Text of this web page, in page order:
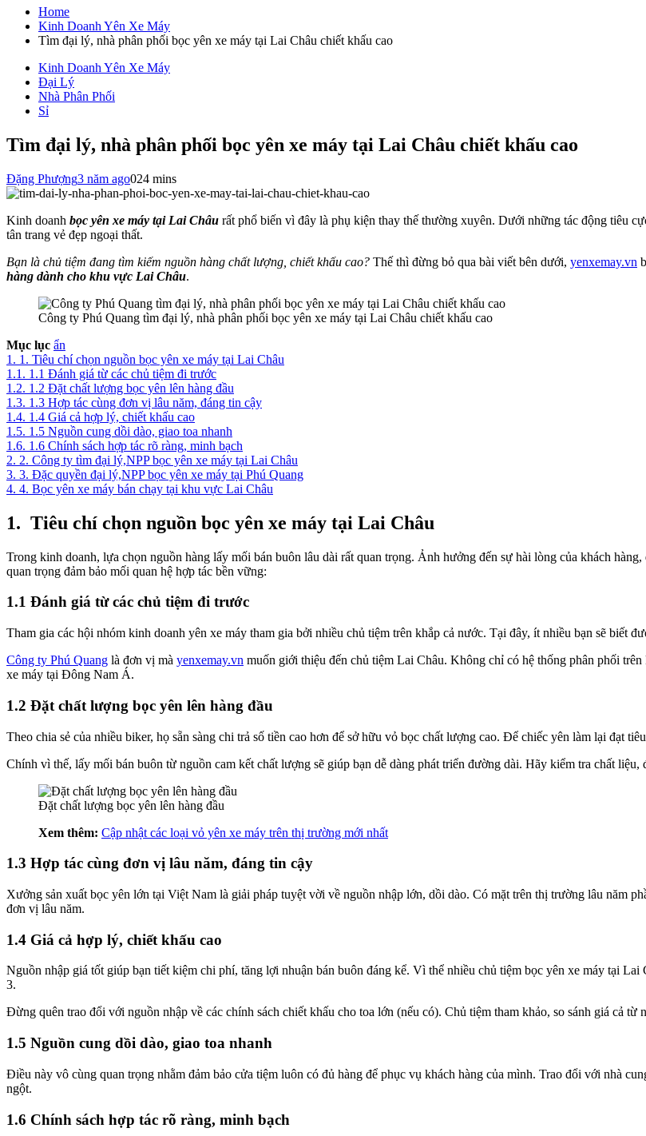
cho:
Home
Kinh Doanh Yên Xe Máy
Tìm đại lý, nhà phân phối bọc yên xe máy tại Lai Châu chiết khấu cao
Kinh Doanh Yên Xe Máy
Đại Lý
Nhà Phân Phối
Sỉ
Tìm đại lý, nhà phân phối bọc yên xe máy tại Lai Châu chiết khấu cao
Đặng Phượng3 năm ago024 mins
Kinh doanh bọc yên xe máy tại Lai Châu rất phổ biến vì đây là phụ kiện thay thế thường xuyên. Dưới những tác động tiêu
tân trang vẻ đẹp ngoại thất.
Bạn là chủ tiệm đang tìm kiếm nguồn hàng chất lượng, chiết khấu cao? Thế thì đừng bỏ qua bài viết bên dưới, yenxemay.vn
hàng dành cho khu vực Lai Châu.
Công ty Phú Quang tìm đại lý, nhà phân phối bọc yên xe máy tại Lai Châu chiết khấu cao
Mục lục ẩn
1. 1. Tiêu chí chọn nguồn bọc yên xe máy tại Lai Châu
1.1. 1.1 Đánh giá từ các chủ tiệm đi trước
1.2. 1.2 Đặt chất lượng bọc yên lên hàng đầu
1.3. 1.3 Hợp tác cùng đơn vị lâu năm, đáng tin cậy
1.4. 1.4 Giá cả hợp lý, chiết khấu cao
1.5. 1.5 Nguồn cung dồi dào, giao toa nhanh
1.6. 1.6 Chính sách hợp tác rõ ràng, minh bạch
2. 2. Công ty tìm đại lý,NPP bọc yên xe máy tại Lai Châu
3. 3. Đặc quyền đại lý,NPP bọc yên xe máy tại Phú Quang
4. 4. Bọc yên xe máy bán chạy tại khu vực Lai Châu
1. Tiêu chí chọn nguồn bọc yên xe máy tại Lai Châu
Trong kinh doanh, lựa chọn nguồn hàng lấy mối bán buôn lâu dài rất quan trọng. Ảnh hưởng đến sự hài lòng của khách
quan trọng đảm bảo mối quan hệ hợp tác bền vững:
1.1 Đánh giá từ các chủ tiệm đi trước
Tham gia các hội nhóm kinh doanh yên xe máy tham gia bởi nhiều chủ tiệm trên khắp cả nước. Tại đây, ít nhiều bạn sẽ biết
Công ty Phú Quang là đơn vị mà yenxemay.vn muốn giới thiệu đến chủ tiệm Lai Châu. Không chỉ có hệ thống phân phối
xe máy tại Đông Nam Á.
1.2 Đặt chất lượng bọc yên lên hàng đầu
Theo chia sẻ của nhiều biker, họ sẵn sàng chi trả số tiền cao hơn để sở hữu vỏ bọc chất lượng cao. Để chiếc yên làm lại đạt
Chính vì thế, lấy mối bán buôn từ nguồn cam kết chất lượng sẽ giúp bạn dễ dàng phát triển đường dài. Hãy kiểm tra chất
Đặt chất lượng bọc yên lên hàng đầu
Xem thêm: Cập nhật các loại vỏ yên xe máy trên thị trường mới nhất
1.3 Hợp tác cùng đơn vị lâu năm, đáng tin cậy
Xưởng sản xuất bọc yên lớn tại Việt Nam là giải pháp tuyệt vời về nguồn nhập lớn, dồi dào. Có mặt trên thị trường lâu năm
đơn vị lâu năm.
1.4 Giá cả hợp lý, chiết khấu cao
Nguồn nhập giá tốt giúp bạn tiết kiệm chi phí, tăng lợi nhuận bán buôn đáng kể. Vì thể nhiều chủ tiệm bọc yên xe máy tại
3.
Đừng quên trao đổi với nguồn nhập về các chính sách chiết khấu cho toa lớn (nếu có). Chủ tiệm tham khảo, so sánh giá cả
1.5 Nguồn cung dồi dào, giao toa nhanh
Điều này vô cùng quan trọng nhằm đảm bảo cửa tiệm luôn có đủ hàng để phục vụ khách hàng của mình. Trao đổi với nhà
ngột.
1.6 Chính sách hợp tác rõ ràng, minh bạch